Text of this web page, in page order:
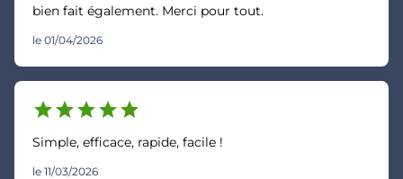
bien fait également. Merci pour tout.
le 01/04/2026
starstarstarstarstar
Simple, efficace, rapide, facile !
le 11/03/2026